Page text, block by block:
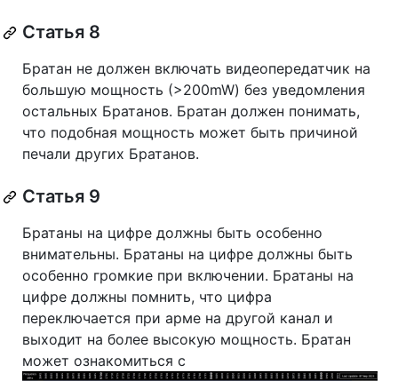
Статья 8
Братан не должен включать видеопередатчик на
большую мощность (>200mW) без уведомления
остальных Братанов. Братан должен понимать,
что подобная мощность может быть причиной
печали других Братанов.
Статья 9
Братаны на цифре должны быть особенно
внимательны. Братаны на цифре должны быть
особенно громкие при включении. Братаны на
цифре должны помнить, что цифра
переключается при арме на другой канал и
выходит на более высокую мощность. Братан
может ознакомиться с